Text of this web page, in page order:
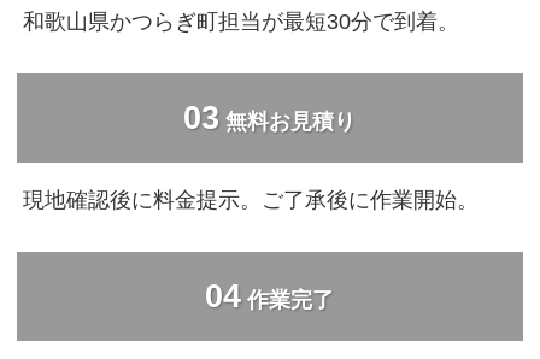
和歌山県かつらぎ町担当が最短30分で到着。
03 無料お見積り
現地確認後に料金提示。ご了承後に作業開始。
04作業完了